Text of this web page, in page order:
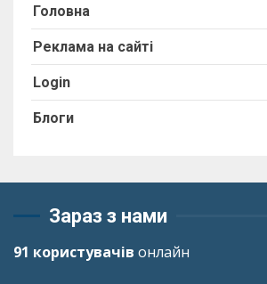
Головна
Реклама на сайті
Login
Блоги
Зараз з нами
91 користувачів онлайн